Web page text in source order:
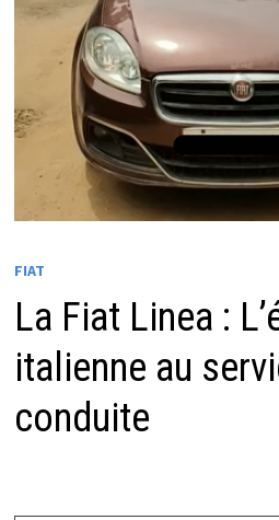
FIAT
La Fiat Linea :
italienne au
conduite